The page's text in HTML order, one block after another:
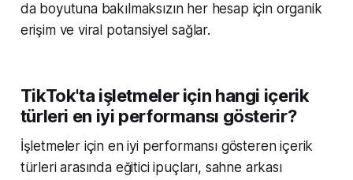
da boyutuna bakılmaksızın her hesap için organik
erişim ve viral potansiyel sağlar.
TikTok'ta işletmeler için hangi içerik
türleri en iyi performansı gösterir?
İşletmeler için en iyi performansı gösteren içerik
türleri arasında eğitici ipuçları, sahne arkası